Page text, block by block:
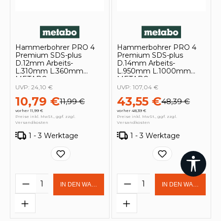
Hammerbohrer PRO 4
Premium SDS-plus
D.12mm Arbeits-
L.310mm L.360mm
METABO
10,79 €11,99 €
vorher 11,99 €
UVP: 24,10 €
Preise inkl. MwSt., ggf. zzgl.
Versandkosten
1 - 3 Werktage
Produkt Anzahl: Gib den
IN DEN WARENKORB
Hammerbohrer PRO 4
Premium SDS-plus
D.14mm Arbeits-
L.950mm L.1000mm
METABO
43,55 €48,39 €
vorher 48,39 €
UVP: 107,04 €
Preise inkl. MwSt., ggf. zzgl.
Versandkosten
1 - 3 Werktage
Produkt Anzahl:
IN DEN